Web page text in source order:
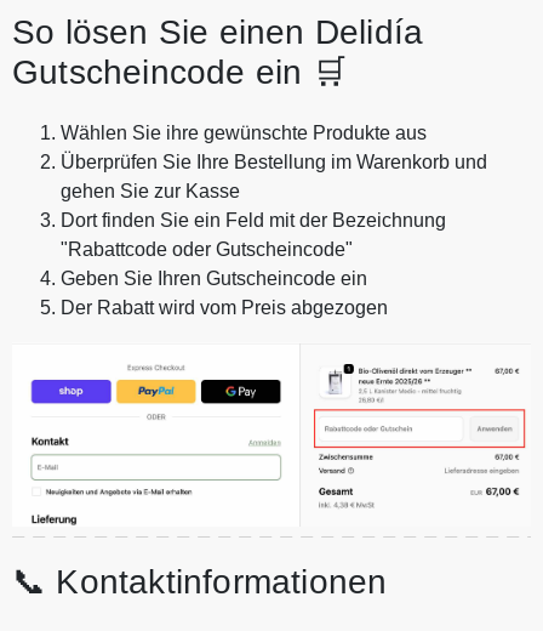
So lösen Sie einen Delidía
Gutscheincode ein 🛒
Wählen Sie ihre gewünschte Produkte aus
Überprüfen Sie Ihre Bestellung im Warenkorb und
gehen Sie zur Kasse
Dort finden Sie ein Feld mit der Bezeichnung
"Rabattcode oder Gutscheincode"
Geben Sie Ihren Gutscheincode ein
Der Rabatt wird vom Preis abgezogen
📞 Kontaktinformationen